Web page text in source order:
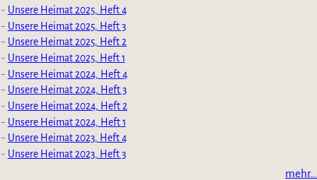
Unsere Heimat 2025, Heft 4
Unsere Heimat 2025, Heft 3
Unsere Heimat 2025, Heft 2
Unsere Heimat 2025, Heft 1
Unsere Heimat 2024, Heft 4
Unsere Heimat 2024, Heft 3
Unsere Heimat 2024, Heft 2
Unsere Heimat 2024, Heft 1
Unsere Heimat 2023, Heft 4
Unsere Heimat 2023, Heft 3
mehr…